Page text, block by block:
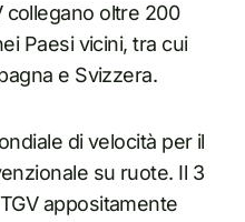
collegano oltre 200
Paesi vicini, tra cui
e Svizzera.
di velocità per il
su ruote. Il 3
appositamente